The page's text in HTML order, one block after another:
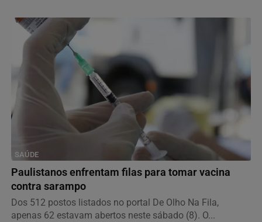
SAÚDE
Paulistanos enfrentam filas para tomar vacina
contra sarampo
Dos 512 postos listados no portal De Olho Na Fila,
apenas 62 estavam abertos neste sábado (8). O...